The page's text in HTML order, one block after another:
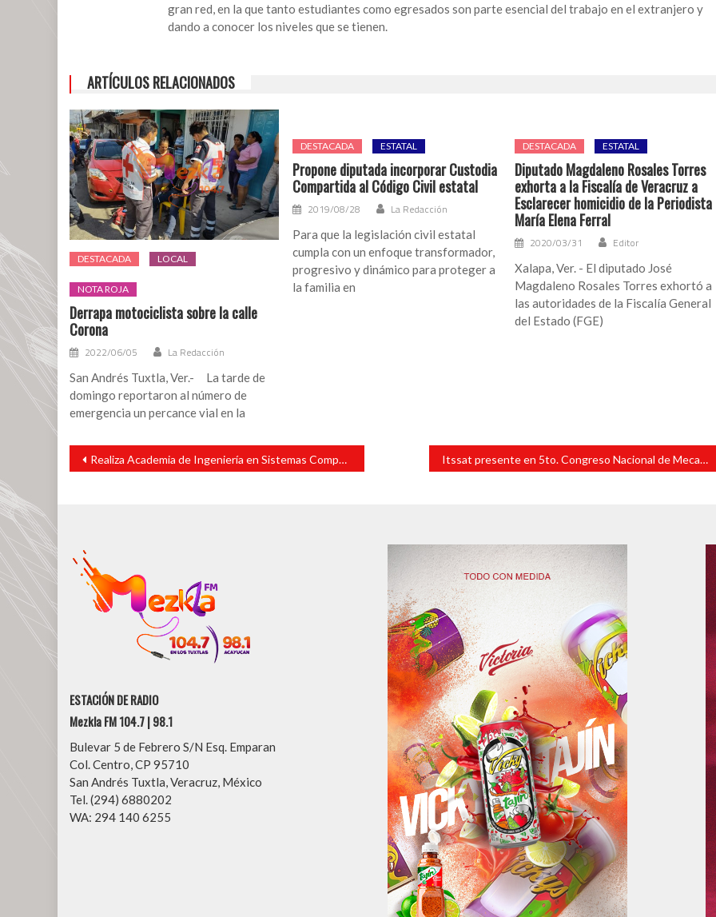
gran red, en la que tanto estudiantes como egresados son parte esencial del trabajo en el extranjero y
dando a conocer los niveles que se tienen.
ARTÍCULOS RELACIONADOS
DESTACADA LOCAL
NOTA ROJA
Derrapa motociclista sobre la calle
Corona
2022/06/05 La Redacción
San Andrés Tuxtla, Ver.- La tarde de
domingo reportaron al número de
emergencia un percance vial en la
DESTACADA ESTATAL
Propone diputada incorporar Custodia
Compartida al Código Civil estatal
2019/08/28 La Redacción
Para que la legislación civil estatal
cumpla con un enfoque transformador,
progresivo y dinámico para proteger a
la familia en
DESTACADA ESTATAL
Diputado Magdaleno Rosales Torres
exhorta a la Fiscalía de Veracruz a
Esclarecer homicidio de la Periodista
María Elena Ferral
2020/03/31 Editor
Xalapa, Ver. - El diputado José
Magdaleno Rosales Torres exhortó a
las autoridades de la Fiscalía General
del Estado (FGE)
Navegación
entradas
Realiza Academia de Ingeniería en Sistemas Computacionales del Tecnm Campus San Andrés Tuxtla, Quinto Rally Académico Recreativo Isc 2023. Itssat presente en 5to. Congreso Nacional de Mecatrónica y Robótica
ESTACIÓN DE RADIO
Mezkla FM 104.7 | 98.1
Bulevar 5 de Febrero S/N Esq. Emparan
Col. Centro, CP 95710
San Andrés Tuxtla, Veracruz, México
Tel. (294) 6880202
WA: 294 140 6255